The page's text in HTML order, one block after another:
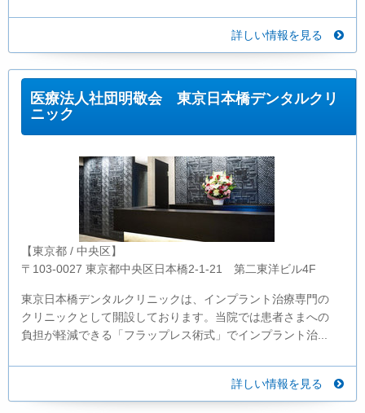
詳しい情報を見る
医療法人社団明敬会 東京日本橋デンタルクリ
ニック
【東京都 / 中央区】
〒103-0027 東京都中央区日本橋2-1-21 第二東洋ビル4F
東京日本橋デンタルクリニックは、インプラント治療専門の
クリニックとして開設しております。当院では患者さまへの
負担が軽減できる「フラップレス術式」でインプラント治...
詳しい情報を見る